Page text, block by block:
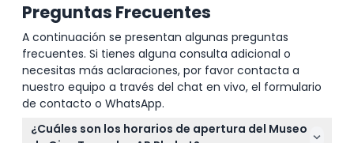
Preguntas Frecuentes
A continuación se presentan algunas preguntas
frecuentes. Si tienes alguna consulta adicional o
necesitas más aclaraciones, por favor contacta a
nuestro equipo a través del chat en vivo, el formulario
de contacto o WhatsApp.
¿Cuáles son los horarios de apertura del Museo